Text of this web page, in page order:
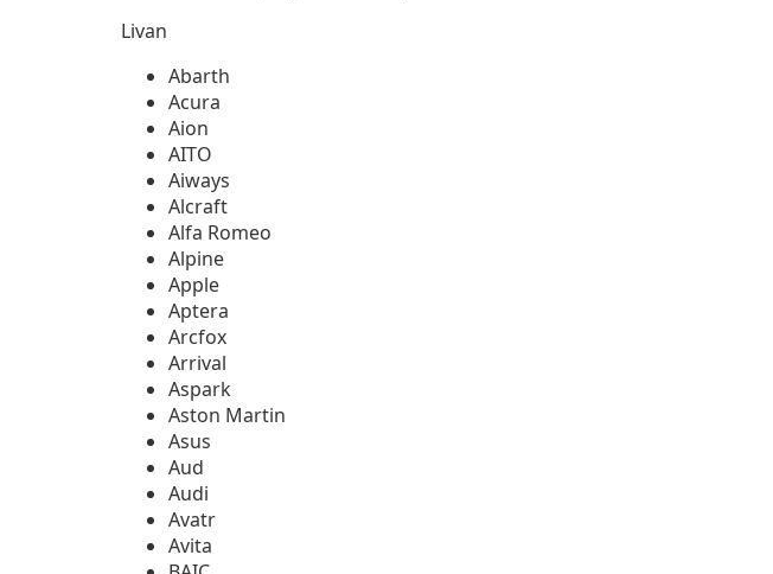
Livan
Abarth
Acura
Aion
AITO
Aiways
Alcraft
Alfa Romeo
Alpine
Apple
Aptera
Arcfox
Arrival
Aspark
Aston Martin
Asus
Aud
Audi
Avatr
Avita